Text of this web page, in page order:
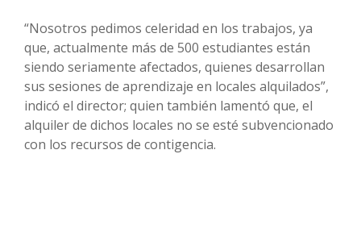
“Nosotros pedimos celeridad en los trabajos, ya
que, actualmente más de 500 estudiantes están
siendo seriamente afectados, quienes desarrollan
sus sesiones de aprendizaje en locales alquilados”,
indicó el director; quien también lamentó que, el
alquiler de dichos locales no se esté subvencionado
con los recursos de contigencia.